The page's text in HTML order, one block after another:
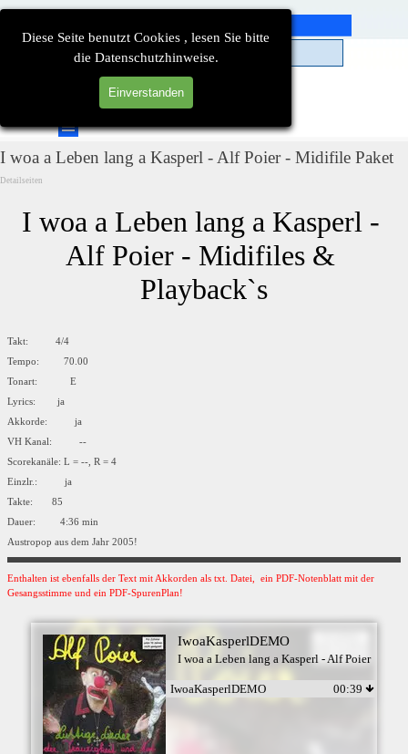
Diese Seite benutzt Cookies , lesen Sie bitte
die Datenschutzhinweise.
Einverstanden
Direkt zum Seiteninhalt
Menü überspringen
I woa a Leben lang a Kasperl - Alf Poier - Midifile Paket
Detailseiten
I woa a Leben lang a Kasperl -
Alf Poier - Midifiles &
Playback`s
Takt: 4/4
Tempo: 70.00
Tonart: E
Lyrics: ja
Akkorde: ja
VH Kanal: --
Scorekanäle: L = --, R = 4
Einzlr.: ja
Takte: 85
Dauer: 4:36 min
Austropop aus dem Jahr 2005!
Enthalten ist ebenfalls der Text mit Akkorden als txt. Datei, ein PDF-Notenblatt mit der
Gesangsstimme und ein PDF-SpurenPlan!
IwoaKasperlDEMO
I woa a Leben lang a Kasperl - Alf Poier
IwoaKasperlDEMO 00:39